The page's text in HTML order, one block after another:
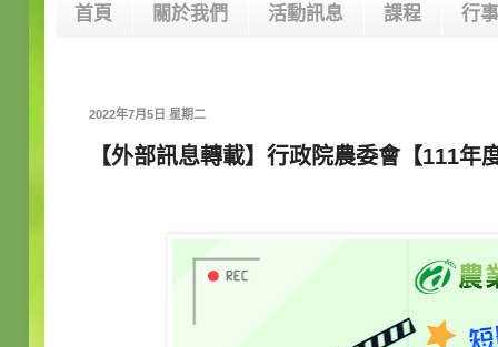
首頁 關於我們 活動訊息 課程 行
2022年7月5日 星期二
【外部訊息轉載】行政院農委會【111